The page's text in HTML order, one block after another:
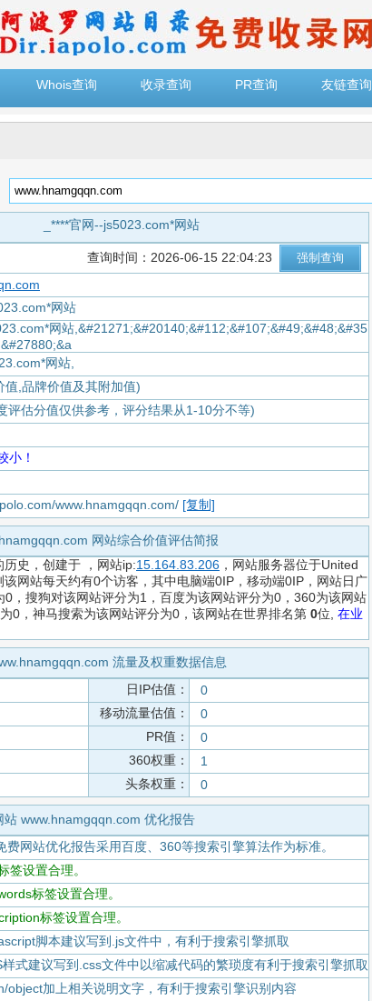
Whois查询 收录查询 PR查询 友链查询
_****官网--js5023.com*网站
查询时间：2026-06-15 22:04:23
网站
网站,&#21271;&#20140;&#112;&#107;&#49;&#48;&#35
网站,
值,品牌价值及其附加值)
评估分值仅供参考，评分结果从1-10分不等)
小！
www.hnamgqqn.com/ [复制]
网站综合价值评估简报
历史，创建于 ，网站ip:15.164.83.206 ，网站服务器位于United
网站每天约有0个访客，其中电脑端0IP，移动端0IP，网站日广
，搜狗对该网站评分为1，百度为该网站评分为0，360为该网站
0，神马搜索为该网站评分为0，该网站在世界排名第 0位, 在业
流量及权重数据信息
日IP估值：
0
移动流量估值：
0
PR值：
0
360权重：
1
头条权重： 0
站 www.hnamgqqn.com 优化报告
费网站优化报告采用百度、360等搜索引擎算法作为标准。
签设置合理。
标签设置合理。
标签设置合理。
脚本建议写到.js文件中，有利于搜索引擎抓取
式建议写到.css文件中以缩减代码的繁琐度有利于搜索引擎抓取
object加上相关说明文字，有利于搜索引擎识别内容